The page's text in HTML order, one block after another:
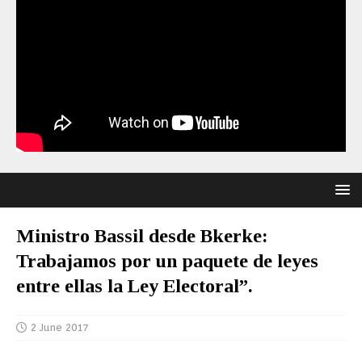
Ministro Bassil desde Bkerke:
Trabajamos por un paquete de leyes
entre ellas la Ley Electoral”.
2 June 2017